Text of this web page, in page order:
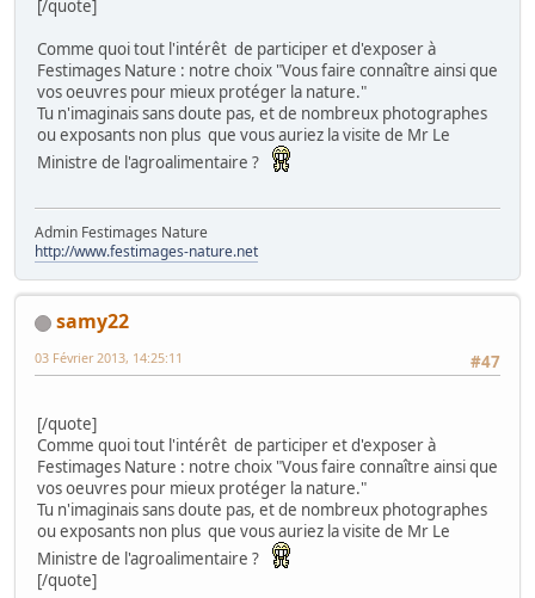
[/quote]
Comme quoi tout l'intérêt de participer et d'exposer à
Festimages Nature : notre choix "Vous faire connaître ainsi que
vos oeuvres pour mieux protéger la nature."
Tu n'imaginais sans doute pas, et de nombreux photographes
ou exposants non plus que vous auriez la visite de Mr Le
Ministre de l'agroalimentaire ?
Admin Festimages Nature
http://www.festimages-nature.net
samy22
#47
03 Février 2013, 14:25:11
[/quote]
Comme quoi tout l'intérêt de participer et d'exposer à
Festimages Nature : notre choix "Vous faire connaître ainsi que
vos oeuvres pour mieux protéger la nature."
Tu n'imaginais sans doute pas, et de nombreux photographes
ou exposants non plus que vous auriez la visite de Mr Le
Ministre de l'agroalimentaire ?
[/quote]